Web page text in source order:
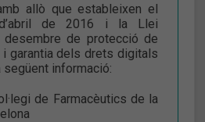
allò que estableixen el
de 2016 i la Llei
de protecció de
garantia dels drets digitals
informació:
de Farmacèutics de la